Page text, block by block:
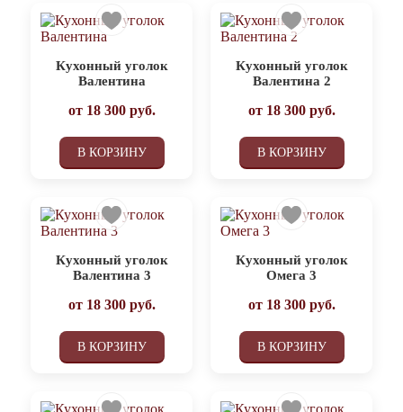
Кухонный уголок
Валентина
от 18 300руб.
В КОРЗИНУ
Кухонный уголок
Валентина 2
от 18 300руб.
В КОРЗИНУ
Кухонный уголок
Валентина 3
от 18 300руб.
В КОРЗИНУ
Кухонный уголок
Омега 3
от 18 300руб.
В КОРЗИНУ